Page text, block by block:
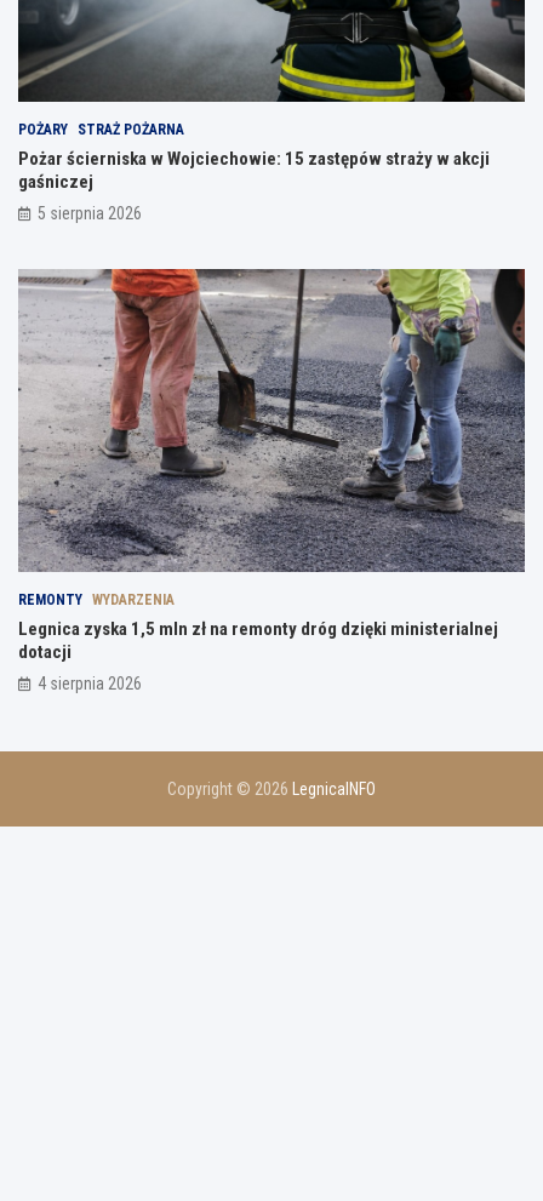
POŻARY STRAŻ POŻARNA
Pożar ścierniska w Wojciechowie: 15 zastępów straży w akcji
gaśniczej
5 sierpnia 2026
REMONTY WYDARZENIA
Legnica zyska 1,5 mln zł na remonty dróg dzięki ministerialnej
dotacji
4 sierpnia 2026
Copyright © 2026 LegnicaINFO